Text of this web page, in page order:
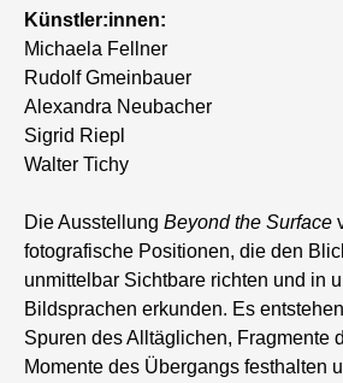
Künstler:innen:
Michaela Fellner
Rudolf Gmeinbauer
Alexandra Neubacher
Sigrid Riepl
Walter Tichy
Die AusstellungBeyond the Surface
fotografische Positionen, die den
unmittelbar Sichtbare richten und in
Bildsprachen erkunden. Es
Spuren des Alltäglichen, Fragmente
Momente des Übergangs festhalten